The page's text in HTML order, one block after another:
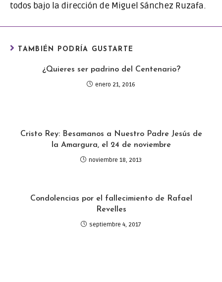
todos bajo la dirección de Miguel Sánchez Ruzafa.
TAMBIÉN PODRÍA GUSTARTE
¿Quieres ser padrino del Centenario?
enero 21, 2016
Cristo Rey: Besamanos a Nuestro Padre Jesús de
la Amargura, el 24 de noviembre
noviembre 18, 2013
Condolencias por el fallecimiento de Rafael
Revelles
septiembre 4, 2017